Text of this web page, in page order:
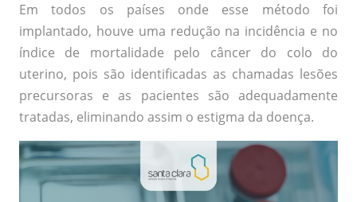
Em todos os países onde esse método foi
implantado, houve uma redução na incidência e no
índice de mortalidade pelo câncer do colo do
uterino, pois são identificadas as chamadas lesões
precursoras e as pacientes são adequadamente
tratadas, eliminando assim o estigma da doença.